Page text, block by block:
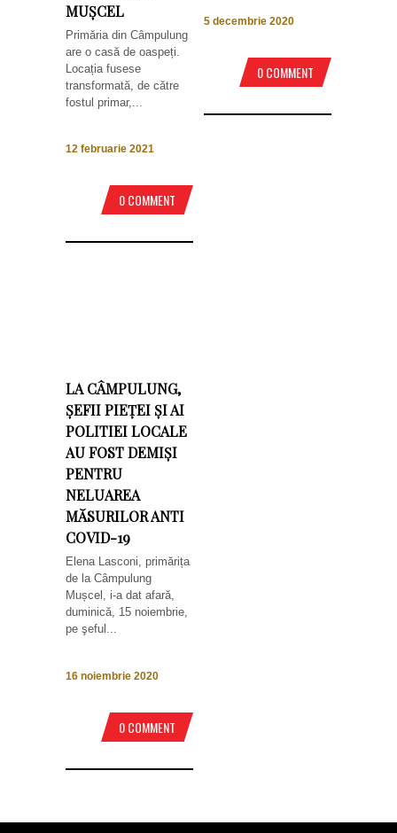
MUȘCEL
Primăria din Câmpulung
are o casă de oaspeți.
Locația fusese
transformată, de către
fostul primar,...
12 februarie 2021
0 COMMENT
5 decembrie 2020
0 COMMENT
LA CÂMPULUNG,
ȘEFII PIEȚEI ȘI AI
POLITIEI LOCALE
AU FOST DEMIȘI
PENTRU
NELUAREA
MĂSURILOR ANTI
COVID-19
Elena Lasconi, primărița
de la Câmpulung
Mușcel, i-a dat afară,
duminică, 15 noiembrie,
pe şeful...
16 noiembrie 2020
0 COMMENT